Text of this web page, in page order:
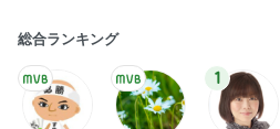
総合ランキング
1